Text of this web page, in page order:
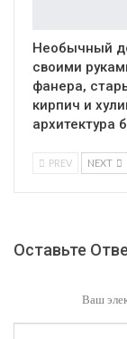
Необычный
своими
фанера,
кирпич и
архитектура
PREV NEXT
Оставьте
Ваш